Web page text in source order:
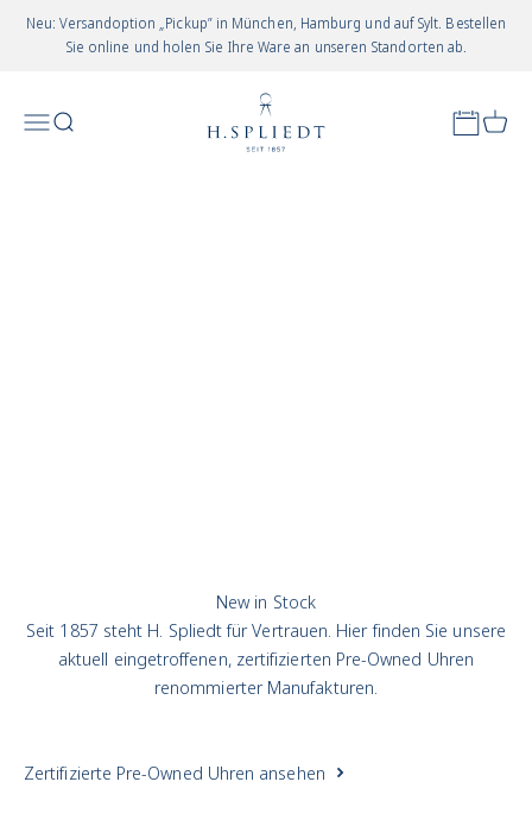
Zum Inhalt springen
Neu: Versandoption „Pickup” in München, Hamburg und auf Sylt. Bestellen
Sie online und holen Sie Ihre Ware an unseren Standorten ab.
MenüSuchen
Juwelier Spliedt
New in Stock
Seit 1857 steht H. Spliedt für Vertrauen. Hier finden Sie unsere
aktuell eingetroffenen, zertifizierten Pre-Owned Uhren
renommierter Manufakturen.
Zertifizierte Pre-Owned Uhren ansehen